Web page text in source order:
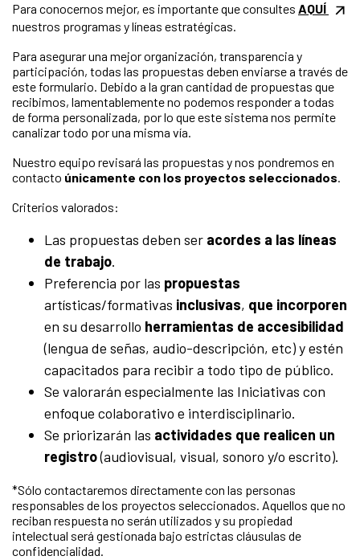
Para conocernos mejor, es importante que consultes AQUÍ
nuestros programas y líneas estratégicas.
Para asegurar una mejor organización, transparencia y
participación, todas las propuestas deben enviarse a través de
este formulario. Debido a la gran cantidad de propuestas que
recibimos, lamentablemente no podemos responder a todas
de forma personalizada, por lo que este sistema nos permite
canalizar todo por una misma vía.
Nuestro equipo revisará las propuestas y nos pondremos en
contacto únicamente con los proyectos seleccionados.
Criterios valorados:
Las propuestas deben ser acordes a las líneas
de trabajo.
Preferencia por las propuestas
artísticas/formativas inclusivas, que incorporen
en su desarrollo herramientas de accesibilidad
(lengua de señas, audio-descripción, etc) y estén
capacitados para recibir a todo tipo de público.
Se valorarán especialmente las Iniciativas con
enfoque colaborativo e interdisciplinario.
Se priorizarán las actividades que realicen un
registro(audiovisual, visual, sonoro y/o escrito).
*Sólo contactaremos directamente con las personas
responsables de los proyectos seleccionados. Aquellos que no
reciban respuesta no serán utilizados y su propiedad
intelectual será gestionada bajo estrictas cláusulas de
confidencialidad.